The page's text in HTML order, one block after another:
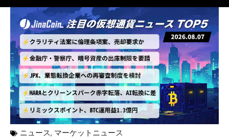
ニュース, マーケットニュース